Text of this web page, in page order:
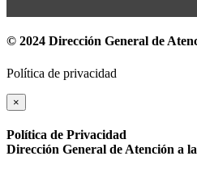
© 2024 Dirección General de
Política de privacidad
×
Política de Privacidad
Dirección General de Atención a